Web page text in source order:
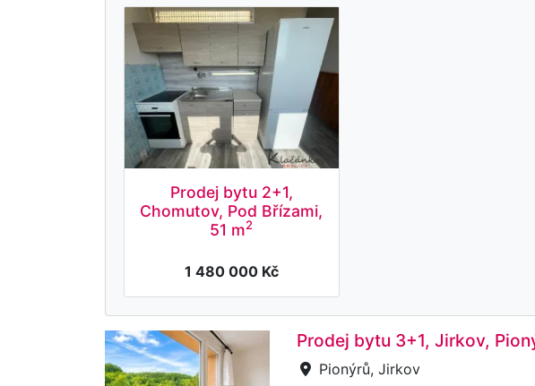
Prodej bytu 2+1,
Chomutov, Pod Břízami,
51 m2
1 480 000 Kč
Prodej bytu 3+1, Jirkov,
Pionýrů, Jirkov